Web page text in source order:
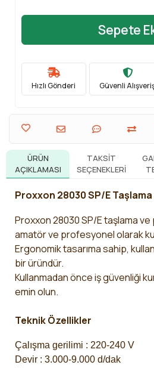
Sepete
Hızlı Gönderi Güvenli
ÜRÜN
AÇIKLAMASI
TAKSIT
SEÇENEKLERI
Proxxon 28030 SP/E
Proxxon 28030 SP/E taşlama ve
amatör ve profesyonel olarak
Ergonomik tasarıma sahip,
bir üründür.
Kullanmadan önce iş güvenliği
emin olun.
Teknik Özellikler
Çalışma gerilimi : 220-240 V
Devir : 3.000-9.000 d/dak